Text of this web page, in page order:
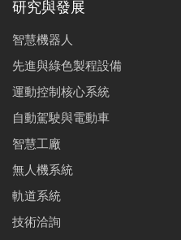
研究與發展
智慧機器人
先進與綠色製程設備
運動控制核心系統
自動駕駛與電動車
智慧工廠
無人機系統
軌道系統
技術洽詢